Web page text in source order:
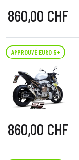
860,00 CHF
APPROUVÉ EURO 5+
860,00 CHF